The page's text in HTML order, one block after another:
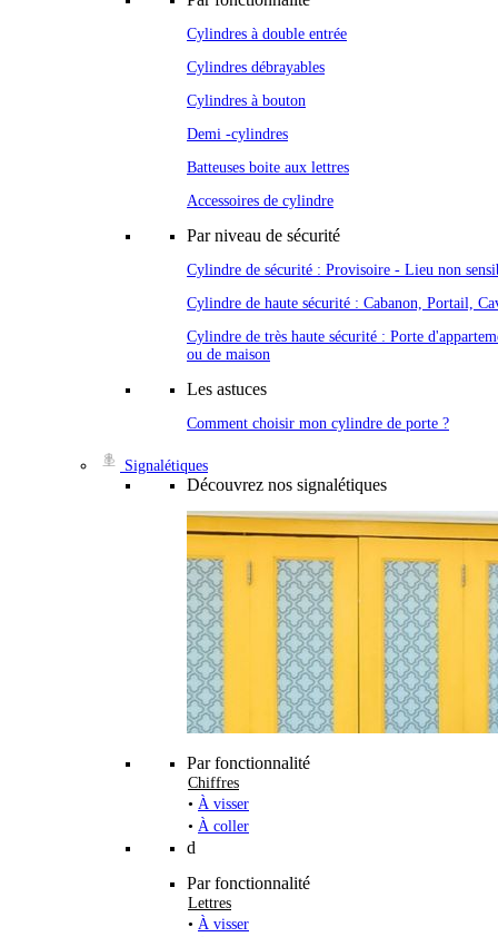
Cylindres à double entrée
Cylindres débrayables
Cylindres à bouton
Demi -cylindres
Batteuses boite aux lettres
Accessoires de cylindre
Par niveau de sécurité
Cylindre de sécurité : Provisoire - Lieu non
Cylindre de haute sécurité : Cabanon, Portail,
Cylindre de très haute sécurité : Porte
ou de maison
Les astuces
Comment choisir mon cylindre de porte ?
Signalétiques
Découvrez nos signalétiques
Par fonctionnalité
Chiffres
• À visser
• À coller
d
Par fonctionnalité
Lettres
• À visser